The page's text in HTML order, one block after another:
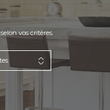
vos critères